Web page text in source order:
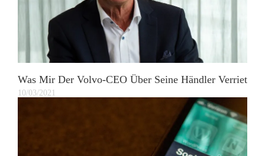
Was Mir Der Volvo-CEO Über Seine Händler Verriet
10/03/2021